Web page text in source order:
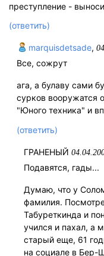
преступление -
(ответить)
marquisdetsade,
Все, сожрут
ага, а булаву сами
сурков вооружатся
"Юного техника" и
(ответить)
ГРАНЕНЫЙ
Подавятся, гады...
Думаю, что у
фамилия.
Табуреткинда и
учился и пахал, а
старый еще, 61
на социале в Бер-